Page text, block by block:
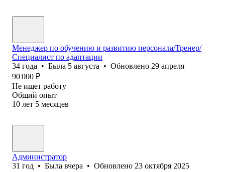
Менеджер по обучению и развитию персонала/Тренер/
Специалист по адаптации
34 года • Была 5 августа • Обновлено 29 апреля
90 000 ₽
Не ищет работу
Общий опыт
10 лет 5 месяцев
Администратор
31 год • Была вчера • Обновлено 23 октября 2025